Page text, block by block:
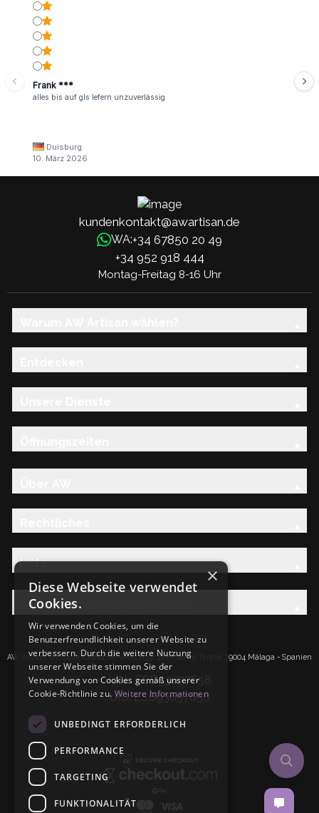
Frank ***
alles bis auf gls lefern unzuverlässig
Duisburg
10. März 2026
kundenkontakt@awartisan.de
WA:+34 67850 20 49
+34 952 918 444
Montag-Freitag 8-16 Uhr
Hilfe
Entdecken Sie die AW-Familie
AW Artisan S.L.Calle Caleta de Velez n39, 41 PI Santa Tereza 29004 Málaga - Spanien
IdNr: ESB93657658
UID: ESB93657658
×
Diese Webseite verwendet
Cookies.
Wir verwenden Cookies, um die
Benutzerfreundlichkeit unserer Website zu
verbessern. Durch die weitere Nutzung
unserer Webseite stimmen Sie der
Verwendung von Cookies gemäß unserer
Cookie-Richtlinie zu. Weitere Informationen
UNBEDINGT ERFORDERLICH
PERFORMANCE
TARGETING
FUNKTIONALITÄT